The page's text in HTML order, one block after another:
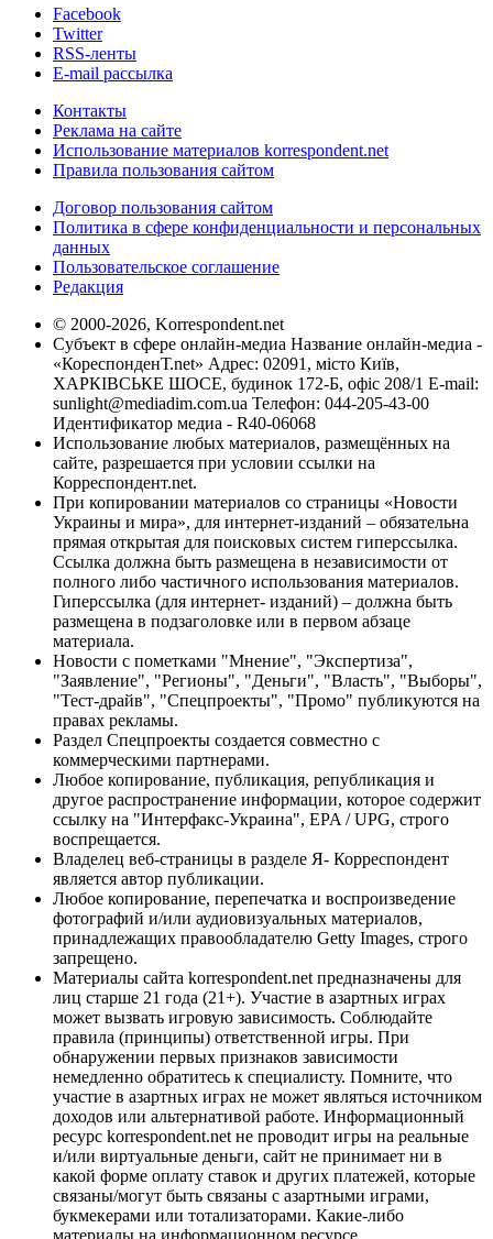
Facebook
Twitter
RSS-ленты
E-mail рассылка
Контакты
Реклама на сайте
Использование материалов korrespondent.net
Правила пользования сайтом
Договор пользования сайтом
Политика в сфере конфиденциальности и персональных
данных
Пользовательское соглашение
Редакция
© 2000-2026, Korrespondent.net
Субъект в сфере онлайн-медиа Название онлайн-медиа -
«КореспонденТ.net» Адрес: 02091, місто Київ,
ХАРКІВСЬКЕ ШОСЕ, будинок 172-Б, офіс 208/1 E-mail:
sunlight@mediadim.com.ua Телефон: 044-205-43-00
Идентификатор медиа - R40-06068
Использование любых материалов, размещённых на
сайте, разрешается при условии ссылки на
Корреспондент.net.
При копировании материалов со страницы «Новости
Украины и мира», для интернет-изданий – обязательна
прямая открытая для поисковых систем гиперссылка.
Ссылка должна быть размещена в независимости от
полного либо частичного использования материалов.
Гиперссылка (для интернет- изданий) – должна быть
размещена в подзаголовке или в первом абзаце
материала.
Новости с пометками "Мнение", "Экспертиза",
"Заявление", "Регионы", "Деньги", "Власть", "Выборы",
"Тест-драйв", "Спецпроекты", "Промо" публикуются на
правах рекламы.
Раздел Спецпроекты создается совместно с
коммерческими партнерами.
Любое копирование, публикация, републикация и
другое распространение информации, которое содержит
ссылку на "Интерфакс-Украина", EPA / UPG, строго
воспрещается.
Владелец веб-страницы в разделе Я- Корреспондент
является автор публикации.
Любое копирование, перепечатка и воспроизведение
фотографий и/или аудиовизуальных материалов,
принадлежащих правообладателю Getty Images, строго
запрещено.
Материалы сайта korrespondent.net предназначены для
лиц старше 21 года (21+). Участие в азартных играх
может вызвать игровую зависимость. Соблюдайте
правила (принципы) ответственной игры. При
обнаружении первых признаков зависимости
немедленно обратитесь к специалисту. Помните, что
участие в азартных играх не может являться источником
доходов или альтернативой работе. Информационный
ресурс korrespondent.net не проводит игры на реальные
и/или виртуальные деньги, сайт не принимает ни в
какой форме оплату ставок и других платежей, которые
связаны/могут быть связаны с азартными играми,
букмекерами или тотализаторами. Какие-либо
материалы на информационном ресурсе